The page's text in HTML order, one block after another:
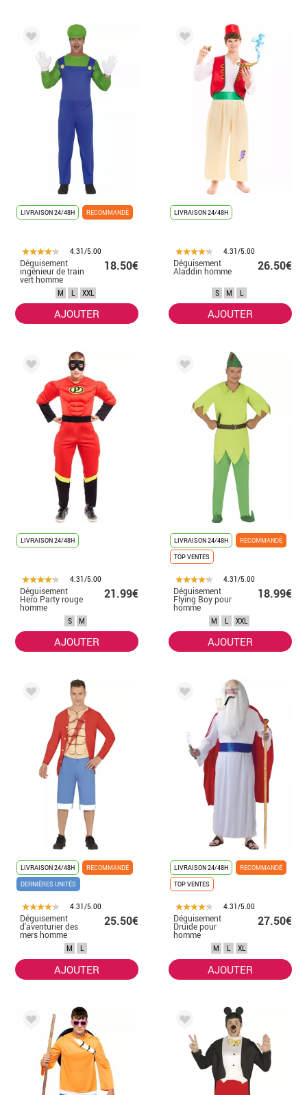
LIVRAISON 24/48H RECOMMANDÉ
4.31/5.00
Déguisement
ingénieur de train
vert homme
18.50€
M L XXL
AJOUTER
LIVRAISON 24/48H
4.31/5.00
Déguisement
Aladdin homme 26.50€
S M L
AJOUTER
LIVRAISON 24/48H
4.31/5.00
Déguisement
Hero Party rouge
homme
21.99€
S M
AJOUTER
LIVRAISON 24/48H
RECOMMANDÉ
TOP VENTES
4.31/5.00
Déguisement
Flying Boy pour
homme
18.99€
M L XXL
AJOUTER
LIVRAISON 24/48H
RECOMMANDÉ
DERNIÈRES UNITÉS
4.31/5.00
Déguisement
d'aventurier des
mers homme
25.50€
M L
AJOUTER
LIVRAISON 24/48H
RECOMMANDÉ
TOP VENTES
4.31/5.00
Déguisement
Druide pour
homme
27.50€
M L XL
AJOUTER